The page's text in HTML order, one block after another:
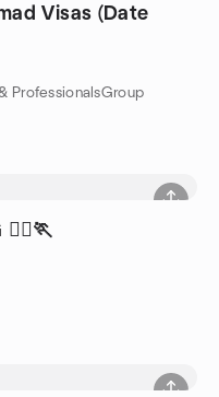
Visas (Date
ProfessionalsGroup